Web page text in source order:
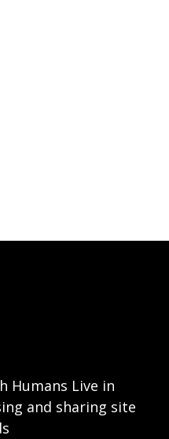
Humans Live in
and sharing site